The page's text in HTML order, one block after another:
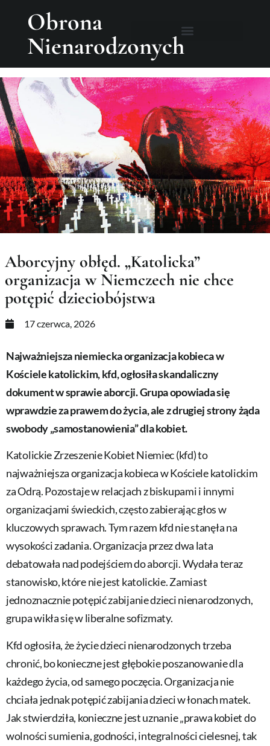
Obrona
Nienarodzonych
Aborcyjny obłęd. „Katolicka”
organizacja w Niemczech nie chce
potępić dzieciobójstwa
17 czerwca, 2026
Najważniejsza niemiecka organizacja kobieca w
Kościele katolickim, kfd, ogłosiła skandaliczny
dokument w sprawie aborcji. Grupa opowiada się
wprawdzie za prawem do życia, ale z drugiej strony żąda
swobody „samostanowienia” dla kobiet.
Katolickie Zrzeszenie Kobiet Niemiec (kfd) to
najważniejsza organizacja kobieca w Kościele katolickim
za Odrą. Pozostaje w relacjach z biskupami i innymi
organizacjami świeckich, często zabierając głos w
kluczowych sprawach. Tym razem kfd nie stanęła na
wysokości zadania. Organizacja przez dwa lata
debatowała nad podejściem do aborcji. Wydała teraz
stanowisko, które nie jest katolickie. Zamiast
jednoznacznie potępić zabijanie dzieci nienarodzonych,
grupa wikła się w liberalne sofizmaty.
Kfd ogłosiła, że życie dzieci nienarodzonych trzeba
chronić, bo konieczne jest głębokie poszanowanie dla
każdego życia, od samego poczęcia. Organizacja nie
chciała jednak potępić zabijania dzieci w łonach matek.
Jak stwierdziła, konieczne jest uznanie „prawa kobiet do
wolności sumienia, godności, integralności cielesnej, tak